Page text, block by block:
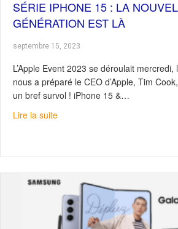
SÉRIE IPHONE 15 : LA
GÉNÉRATION EST LÀ
septembre 15, 2023
L’Apple Event 2023 se déroulait
nous a préparé le CEO d’Apple, Tim
un bref survol ! iPhone 15 &…
Lire la suiteabout Série iPhone 15 : La